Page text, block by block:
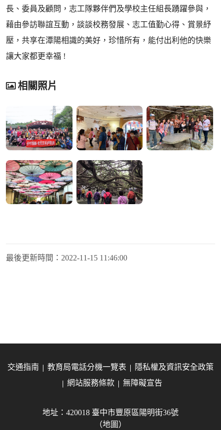
長、委員及顧問，志工隊夥伴們及學校主任組長踴躍參與，
藉由參訪聯誼互動，談談校務發展、志工值勤心得、賞景紓
壓，共享在潭陽相識的美好，珍惜所有，能付出利他的快樂
讓大家都更幸福 !
相關照片
最後更新時間： 2022-11-15 11:46:00
交通指南 教育局電話分機一覽表
隱私權及資訊安全政策
網站服務條款
無障礙宣告
地址：420018 臺中市豐原區陽明街36號
（地圖）